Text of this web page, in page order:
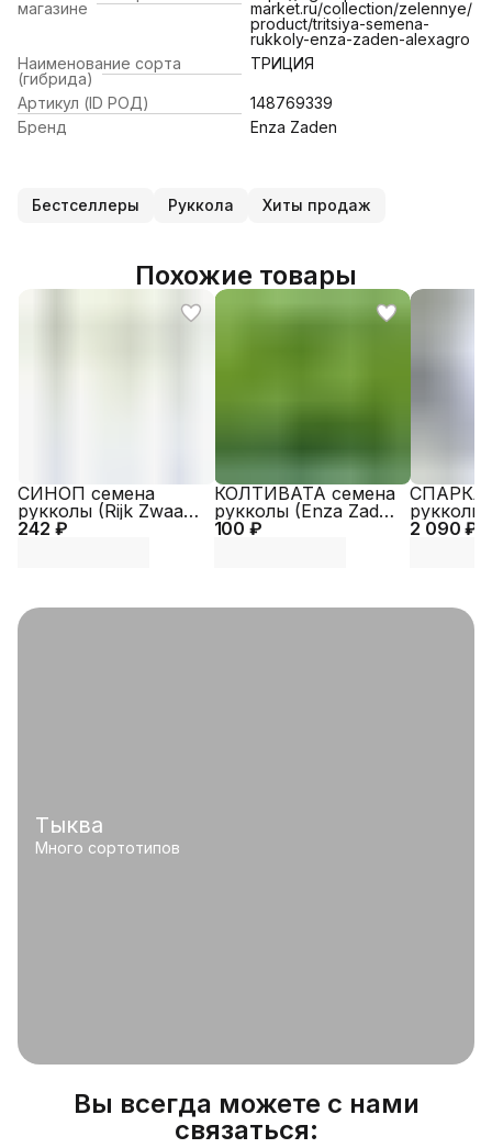
магазине
market.ru/collection/zelennye/
product/tritsiya-semena-
rukkoly-enza-zaden-alexagro
Наименование сорта
(гибрида)
ТРИЦИЯ
Артикул (ID РОД)
148769339
Бренд
Enza Zaden
Бестселлеры Руккола Хиты продаж
Похожие товары
242 ₽
СИНОП семена
рукколы (Rijk Zwaan |
Alexagro)
100 ₽
КОЛТИВАТА семена
рукколы (Enza Zaden
| Alexagro)
2 090 ₽
СПАРКЛ
рукколы
Alexagro)
Тыква
Много сортотипов
Вы всегда можете с нами
связаться: